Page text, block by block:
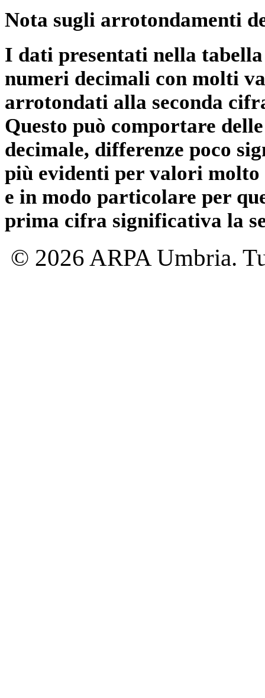
Nota sugli arrotondamenti
I dati presentati nella
numeri decimali con molti
arrotondati alla seconda
Questo può comportare
decimale, differenze poco
più evidenti per valori
e in modo particolare per
prima cifra significativa la
© 2026 ARPA Umbria.